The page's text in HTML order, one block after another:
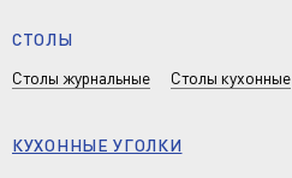
СТОЛЫ
Столы журнальные
Столы кухонные
КУХОННЫЕ УГОЛКИ